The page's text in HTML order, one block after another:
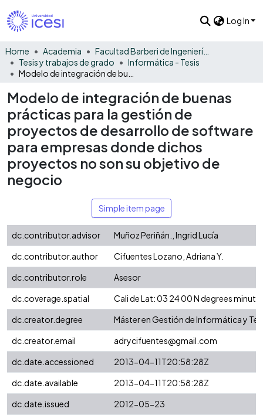
Log In
Home Academia
Facultad Barberi de Ingeniería, Diseño y Ciencias Aplicadas
Tesis y trabajos de grado
Informática - Tesis
Modelo de integración de buenas
prácticas para la gestión de
proyectos de desarrollo de software
para empresas donde dichos
proyectos no son su objetivo de
negocio
Simple item page
dc.contributor.advisor
Muñoz Periñán., Ingrid Lucía
dc.contributor.author
Cifuentes Lozano, Adriana Y.
dc.contributor.role
Asesor
dc.coverage.spatial
Cali de Lat: 03 24 00 N degrees
dc.creator.degree
Máster en Gestión de Informática y
dc.creator.email
adrycifuentes@gmail.com
dc.date.accessioned
2013-04-11T20:58:28Z
dc.date.available
2013-04-11T20:58:28Z
dc.date.issued
2012-05-23